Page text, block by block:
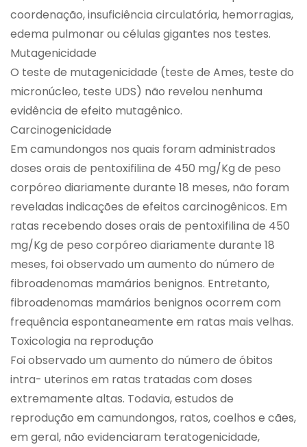
coordenação, insuficiência circulatória, hemorragias,
edema pulmonar ou células gigantes nos testes.
Mutagenicidade
O teste de mutagenicidade (teste de Ames, teste do
micronúcleo, teste UDS) não revelou nenhuma
evidência de efeito mutagênico.
Carcinogenicidade
Em camundongos nos quais foram administrados
doses orais de pentoxifilina de 450 mg/Kg de peso
corpóreo diariamente durante 18 meses, não foram
reveladas indicações de efeitos carcinogênicos. Em
ratas recebendo doses orais de pentoxifilina de 450
mg/Kg de peso corpóreo diariamente durante 18
meses, foi observado um aumento do número de
fibroadenomas mamários benignos. Entretanto,
fibroadenomas mamários benignos ocorrem com
frequência espontaneamente em ratas mais velhas.
Toxicologia na reprodução
Foi observado um aumento do número de óbitos
intra- uterinos em ratas tratadas com doses
extremamente altas. Todavia, estudos de
reprodução em camundongos, ratos, coelhos e cães,
em geral, não evidenciaram teratogenicidade,